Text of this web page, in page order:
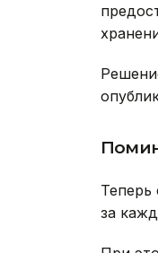
Теперь
за